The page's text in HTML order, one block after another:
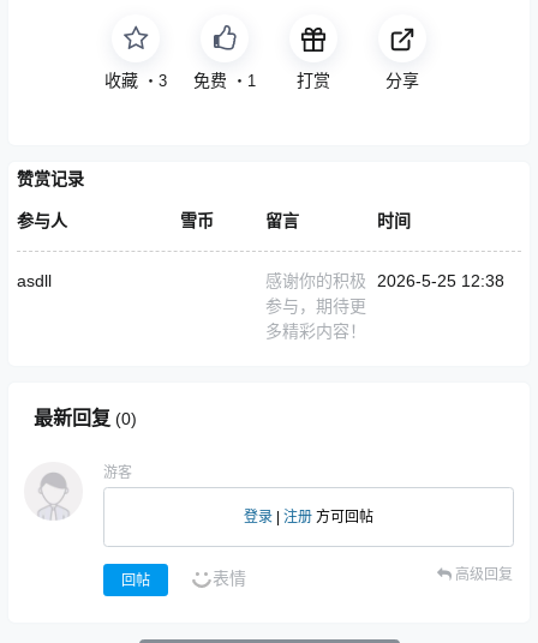
收藏 ・ 3 免费 ・ 1 打赏 分享
赞赏记录
参与人 雪币 留言 时间
asdll
感谢你的积极
参与，期待更
多精彩内容！
2026-5-25 12:38
最新回复 (0)
游客
登录 注册 方可回帖
回帖 表情 高级回复